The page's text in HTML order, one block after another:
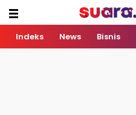
Indeks News Bisnis